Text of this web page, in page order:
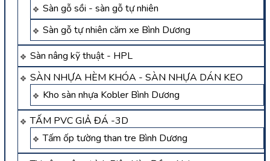
Sàn gỗ sồi - sàn gỗ tự nhiên
Sàn gỗ tự nhiên căm xe Bình Dương
Sàn nâng kỹ thuật - HPL
SÀN NHỰA HÈM KHÓA - SÀN NHỰA DÁN KEO
Kho sàn nhựa Kobler Bình Dương
TẤM PVC GIẢ ĐÁ -3D
Tấm ốp tường than tre Bình Dương